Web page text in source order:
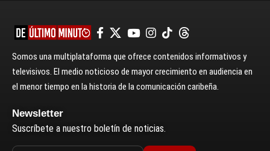
Somos una multiplataforma que ofrece contenidos informativos y
televisivos. El medio noticioso de mayor crecimiento en audiencia en
el menor tiempo en la historia de la comunicación caribeña.
Newsletter
Suscríbete a nuestro boletín de noticias.